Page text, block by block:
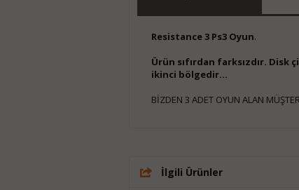
Resistance 3 Ps3 Oyun.
Ürün sıfırdan farksızdır. Disk
ikinci bölgedir...
BİZDEN 3 ADET OYUN ALAN
İlgili Ürünler